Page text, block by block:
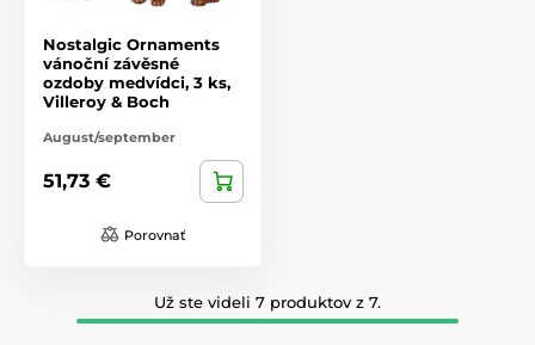
Nostalgic Ornaments
vánoční závěsné
ozdoby medvídci, 3 ks,
Villeroy & Boch
August/september
51,73 €
Porovnať
Už ste videli 7 produktov z 7.